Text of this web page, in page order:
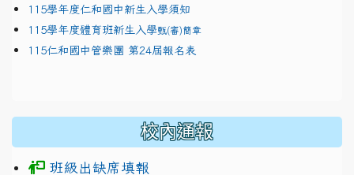
115學年度仁和國中新生入學須知
115學年度體育班新生入學甄(審)簡章
115仁和國中管樂團 第24屆報名表
校內通報
班級出缺席填報